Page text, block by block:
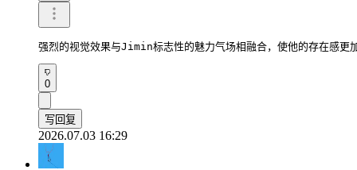
强烈的视觉效果与Jimin标志性的魅力气场相融合，使他的存在感更
0
写回复
2026.07.03 16:29